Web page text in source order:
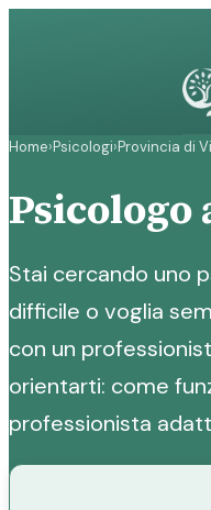
Home›Psicologi›Provincia di
Psicologo
Stai cercando uno
difficile o voglia
con un
orientarti: come
professionista